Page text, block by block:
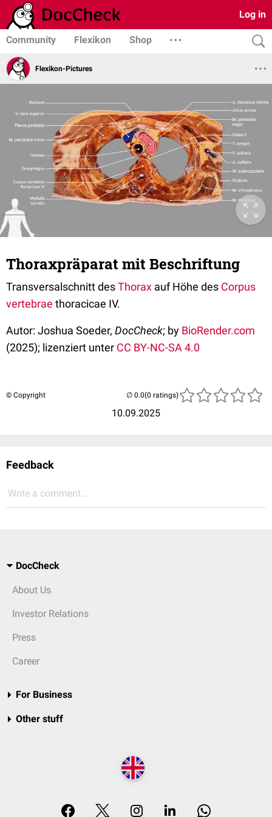
Log in
Community Flexikon Shop
Flexikon-Pictures
Thoraxpräparat mit Beschriftung
Transversalschnitt desThorax auf Höhe des Corpus
vertebrae thoracicae IV.
Autor: Joshua Soeder, DocCheck; by BioRender.com
(2025); lizenziert unter CC BY-NC-SA 4.0
© Copyright
10.09.2025
(0 ratings)
Feedback
Write a comment...
DocCheck
About Us
Investor Relations
Press
Career
For Business
Other stuff